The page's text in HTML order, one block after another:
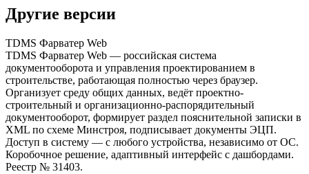
Другие версии
TDMS Фарватер Web
TDMS Фарватер Web — российская система
документооборота и управления проектированием в
строительстве, работающая полностью через браузер.
Организует среду общих данных, ведёт проектно-
строительный и организационно-распорядительный
документооборот, формирует раздел пояснительной записки в
XML по схеме Минстроя, подписывает документы ЭЦП.
Доступ в систему — с любого устройства, независимо от ОС.
Коробочное решение, адаптивный интерфейс с дашбордами.
Реестр № 31403.